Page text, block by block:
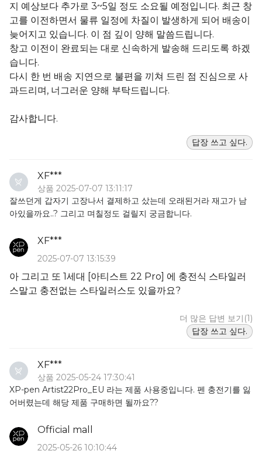
지 예상보다 추가로 3~5일 정도 소요될 예정입니다. 최근 창
고를 이전하면서 물류 일정에 차질이 발생하게 되어 배송이
늦어지고 있습니다. 이 점 깊이 양해 말씀드립니다.
창고 이전이 완료되는 대로 신속하게 발송해 드리도록 하겠
습니다.
다시 한 번 배송 지연으로 불편을 끼쳐 드린 점 진심으로 사
과드리며, 너그러운 양해 부탁드립니다.
감사합니다.
답장 쓰고 싶다.
XF***
상품 2025-07-07 13:11:17
잘쓰던게 갑자기 고장나서 결제하고 샀는데 오래된거라 재고가 남
아있을까요..? 그리고 며칠정도 걸릴지 궁금합니다.
XF***
2025-07-07 13:15:39
아 그리고 또 1세대 [아티스트 22 Pro] 에 충전식 스타일러
스말고 충전없는 스타일러스도 있을까요?
더 많은 답변 보기(1)
답장 쓰고 싶다.
XF***
상품 2025-05-24 17:30:41
XP-pen Artist22Pro_EU 라는 제품 사용중입니다. 펜 충전기를 잃
어버렸는데 해당 제품 구매하면 될까요??
Official mall
2025-05-26 10:10:44